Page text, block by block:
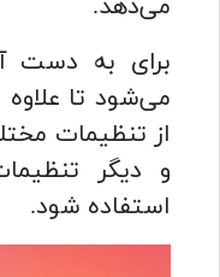
می‌دهد.
برای به دست
می‌شود تا
از تنظیمات
و دیگر
استفاده شود.